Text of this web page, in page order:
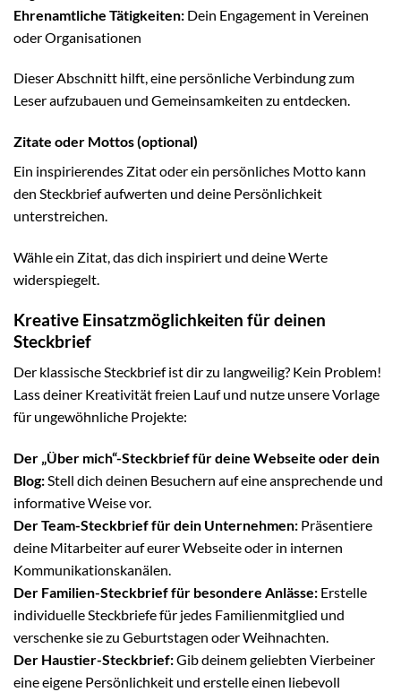
Ehrenamtliche Tätigkeiten: Dein Engagement in Vereinen
oder Organisationen
Dieser Abschnitt hilft, eine persönliche Verbindung zum
Leser aufzubauen und Gemeinsamkeiten zu entdecken.
Zitate oder Mottos (optional)
Ein inspirierendes Zitat oder ein persönliches Motto kann
den Steckbrief aufwerten und deine Persönlichkeit
unterstreichen.
Wähle ein Zitat, das dich inspiriert und deine Werte
widerspiegelt.
Kreative Einsatzmöglichkeiten für deinen
Steckbrief
Der klassische Steckbrief ist dir zu langweilig? Kein Problem!
Lass deiner Kreativität freien Lauf und nutze unsere Vorlage
für ungewöhnliche Projekte:
Der „Über mich“-Steckbrief für deine Webseite oder dein
Blog:Stell dich deinen Besuchern auf eine ansprechende und
informative Weise vor.
Der Team-Steckbrief für dein Unternehmen: Präsentiere
deine Mitarbeiter auf eurer Webseite oder in internen
Kommunikationskanälen.
Der Familien-Steckbrief für besondere Anlässe: Erstelle
individuelle Steckbriefe für jedes Familienmitglied und
verschenke sie zu Geburtstagen oder Weihnachten.
Der Haustier-Steckbrief:Gib deinem geliebten Vierbeiner
eine eigene Persönlichkeit und erstelle einen liebevoll